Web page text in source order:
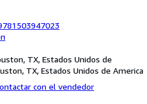
TX, Estados Unidos de
TX, Estados Unidos de America
con el vendedor